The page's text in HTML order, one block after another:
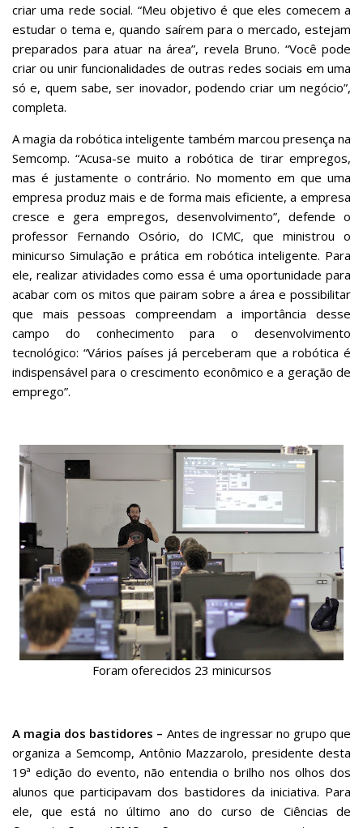
criar uma rede social. “Meu objetivo é que eles comecem a
estudar o tema e, quando saírem para o mercado, estejam
preparados para atuar na área”, revela Bruno. “Você pode
criar ou unir funcionalidades de outras redes sociais em uma
só e, quem sabe, ser inovador, podendo criar um negócio”,
completa.
A magia da robótica inteligente também marcou presença na
Semcomp. “Acusa-se muito a robótica de tirar empregos,
mas é justamente o contrário. No momento em que uma
empresa produz mais e de forma mais eficiente, a empresa
cresce e gera empregos, desenvolvimento”, defende o
professor Fernando Osório, do ICMC, que ministrou o
minicurso Simulação e prática em robótica inteligente. Para
ele, realizar atividades como essa é uma oportunidade para
acabar com os mitos que pairam sobre a área e possibilitar
que mais pessoas compreendam a importância desse
campo do conhecimento para o desenvolvimento
tecnológico: “Vários países já perceberam que a robótica é
indispensável para o crescimento econômico e a geração de
emprego”.
Foram oferecidos 23 minicursos
A magia dos bastidores – Antes de ingressar no grupo que
organiza a Semcomp, Antônio Mazzarolo, presidente desta
19ª edição do evento, não entendia o brilho nos olhos dos
alunos que participavam dos bastidores da iniciativa. Para
ele, que está no último ano do curso de Ciências de